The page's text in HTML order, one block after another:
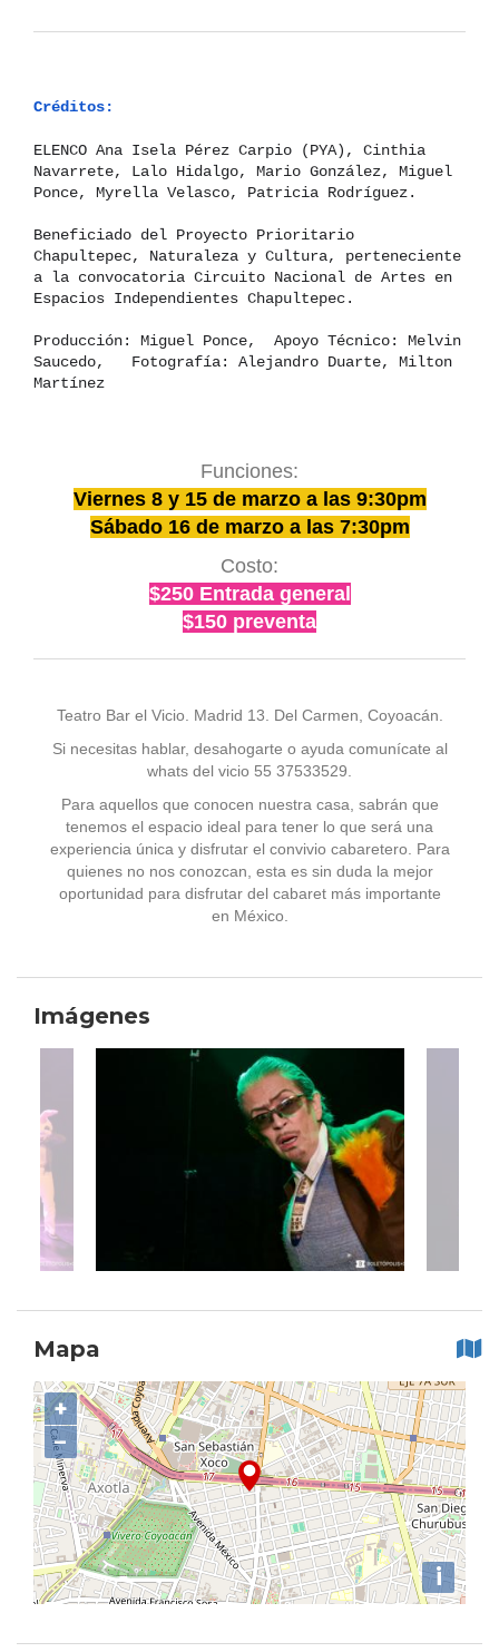
Créditos:
ELENCO Ana Isela Pérez Carpio (PYA), Cinthia
Navarrete, Lalo Hidalgo, Mario González, Miguel
Ponce, Myrella Velasco, Patricia Rodríguez.
Beneficiado del Proyecto Prioritario
Chapultepec, Naturaleza y Cultura, perteneciente
a la convocatoria Circuito Nacional de Artes en
Espacios Independientes Chapultepec.
Producción: Miguel Ponce, Apoyo Técnico: Melvin
Saucedo, Fotografía: Alejandro Duarte, Milton
Martínez
Funciones:
Viernes 8 y 15 de marzo a las 9:30pm
Sábado 16 de marzo a las 7:30pm
Costo:
$250 Entrada general
$150 preventa
Teatro Bar el Vicio. Madrid 13. Del Carmen, Coyoacán.
Si necesitas hablar, desahogarte o ayuda comunícate al
whats del vicio 55 37533529.
Para aquellos que conocen nuestra casa, sabrán que
tenemos el espacio ideal para tener lo que será una
experiencia única y disfrutar el convivio cabaretero. Para
quienes no nos conozcan, esta es sin duda la mejor
oportunidad para disfrutar del cabaret más importante
en México.
Imágenes
Mapa
+
−
i